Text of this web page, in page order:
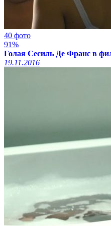
40 фото
91%
Голая Сесиль Де Франс в
19.11.2016